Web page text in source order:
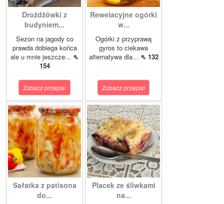
Drożdżówki z
budyniem...
Sezon na jagody co
prawda dobiega końca
ale u mnie jeszcze... ⇖
154
Zobacz przepis!
Rewelacyjne ogórki
w...
Ogórki z przyprawą
gyros to ciekawa
alternatywa dla... ⇖ 132
Zobacz przepis!
Sałatka z patisona
do...
Placek ze śliwkami
na...